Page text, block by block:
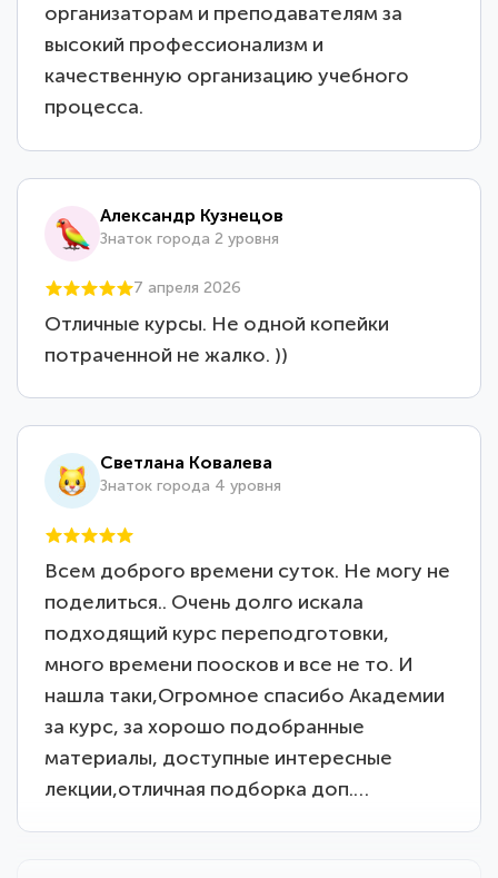
организаторам и преподавателям за
высокий профессионализм и
качественную организацию учебного
процесса.
Александр Кузнецов
Знаток города 2 уровня
7 апреля 2026
Отличные курсы. Не одной копейки
потраченной не жалко. ))
Светлана Ковалева
Знаток города 4 уровня
Всем доброго времени суток. Не могу не
поделиться.. Очень долго искала
подходящий курс переподготовки,
много времени поосков и все не то. И
нашла таки,Огромное спасибо Академии
за курс, за хорошо подобранные
материалы, доступные интересные
лекции,отличная подборка доп.…